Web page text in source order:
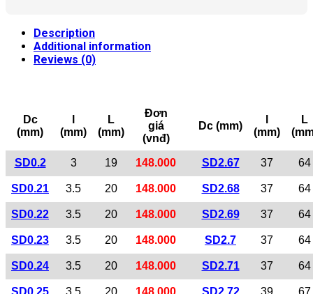
Description
Additional information
Reviews (0)
Dc
(mm)
(mm)
L
(mm)
Đơn
giá
(vnđ)
Dc (mm)
(mm)
L
SD0.2 3 19 148.000 SD2.67 37 64
SD0.21 3.5 20 148.000 SD2.68 37 64
SD0.22 3.5 20 148.000 SD2.69 37 64
SD0.23 3.5 20 148.000 SD2.7 37 64
SD0.24 3.5 20 148.000 SD2.71 37 64
SD0.25 3.5 20 148.000 SD2.72 39 67